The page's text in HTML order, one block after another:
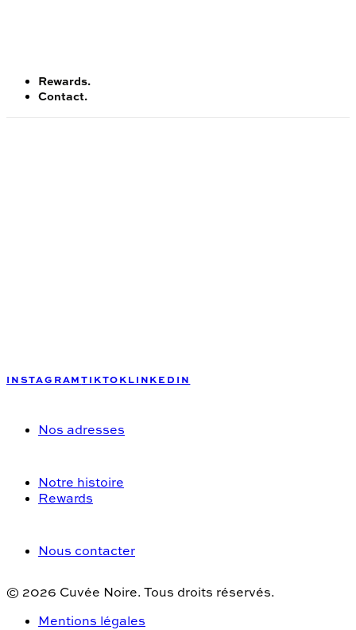
Rewards.
Contact.
INSTAGRAMTIKTOK LINKEDIN
Nos adresses
Notre histoire
Rewards
Nous contacter
© 2026 Cuvée Noire. Tous droits réservés.
Mentions légales